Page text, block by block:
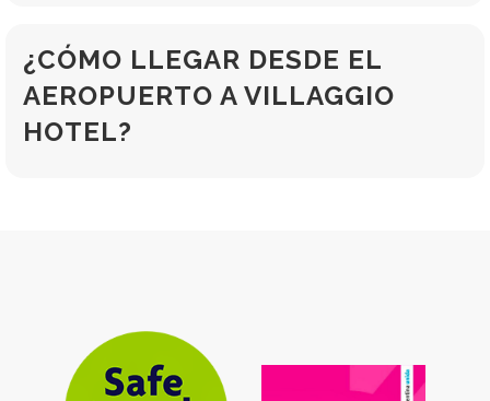
¿CÓMO LLEGAR DESDE EL
AEROPUERTO A VILLAGGIO
HOTEL?